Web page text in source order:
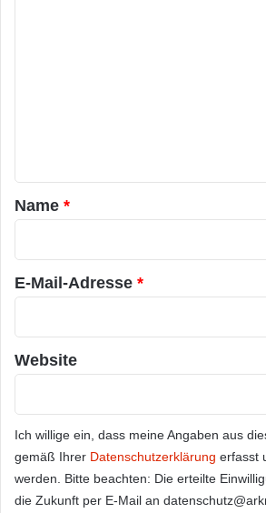
a
r
*
Name *
E-Mail-Adresse *
Website
Ich willige ein, dass meine Angaben aus
gemäß Ihrer Datenschutzerklärung erfasst
werden. Bitte beachten: Die erteilte
die Zukunft per E-Mail an